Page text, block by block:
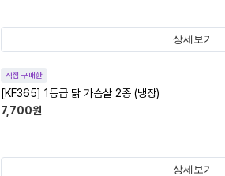
상세보기
직접 구매한
[KF365] 1등급 닭 가슴살 2종 (냉장)
7,700원
상세보기